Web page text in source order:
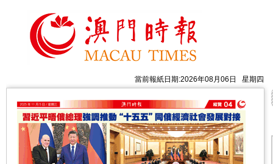
當前報紙日期:2026年08月06日 星期四